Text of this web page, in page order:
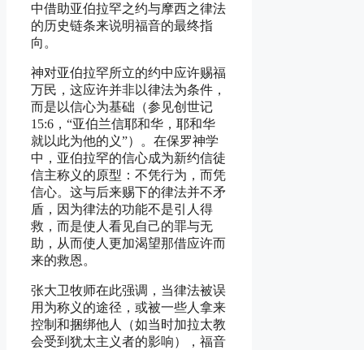
中借助亚伯拉罕之约与摩西之律法
的历史链条来说明福音的最终指
向。
神对亚伯拉罕所立的约中应许赐福
万民，这应许并非以律法为条件，
而是以信心为基础（参见创世记
15:6，“亚伯兰信耶和华，耶和华
就以此为他的义”）。在保罗神学
中，亚伯拉罕的信心成为新约信徒
信主称义的原型：不凭行为，而凭
信心。这与后来赐下的律法并不矛
盾，因为律法的功能不是引人得
救，而是使人看见自己的罪与无
助，从而使人更加渴望那借应许而
来的救恩。
张大卫牧师在此强调，当律法被误
用为称义的途径，或被一些人拿来
控制和捆绑他人（如当时加拉太教
会受到犹太主义者的影响），福音